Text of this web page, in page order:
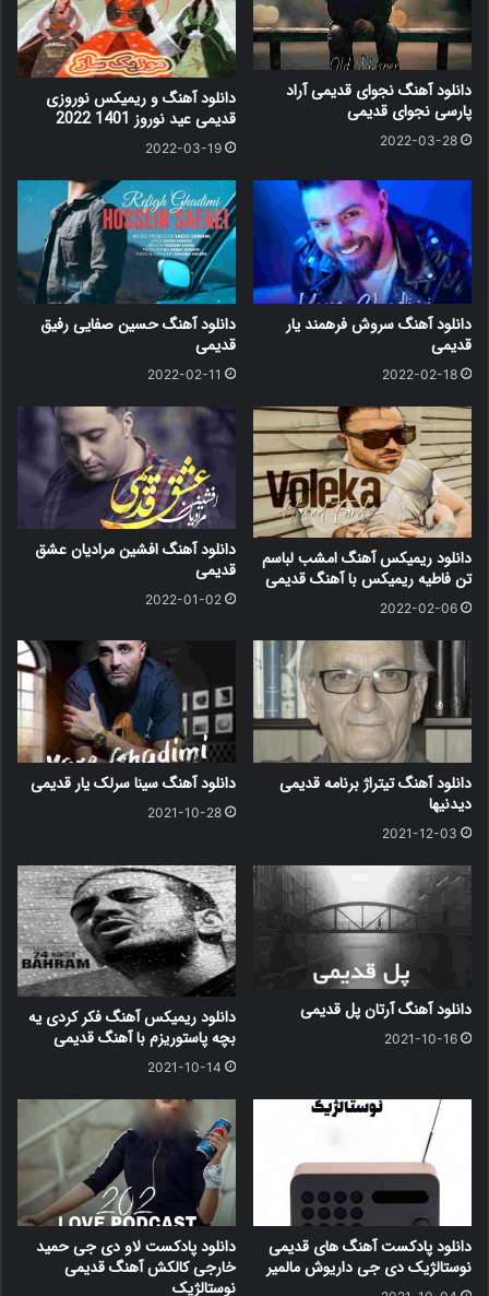
دانلود آهنگ نجوای قدیمی آراد
پارسی نجوای قدیمی
2022-03-28
دانلود آهنگ و ریمیکس نوروزی
قدیمی عید نوروز 1401 2022
2022-03-19
دانلود آهنگ سروش فرهمند یار
قدیمی
2022-02-18
دانلود آهنگ حسین صفایی رفیق
قدیمی
2022-02-11
دانلود ریمیکس آهنگ امشب لباسم
تن فاطیه ریمیکس با آهنگ قدیمی
2022-02-06
دانلود آهنگ افشین مرادیان عشق
قدیمی
2022-01-02
دانلود آهنگ تیتراژ برنامه قدیمی
دیدنیها
2021-12-03
دانلود آهنگ سینا سرلک یار قدیمی
2021-10-28
دانلود آهنگ آرتان پل قدیمی
2021-10-16
دانلود ریمیکس آهنگ فکر کردی یه
بچه پاستوریزم با آهنگ قدیمی
2021-10-14
دانلود پادکست آهنگ های قدیمی
نوستالژیک دی جی داریوش مالمیر
دانلود پادکست لاو دی جی حمید
خارجی کالکش آهنگ قدیمی
نوستالژیک